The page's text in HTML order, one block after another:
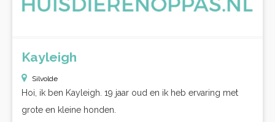
Kayleigh
Silvolde
Hoi, ik ben Kayleigh. 19 jaar oud en ik heb ervaring met
grote en kleine honden.